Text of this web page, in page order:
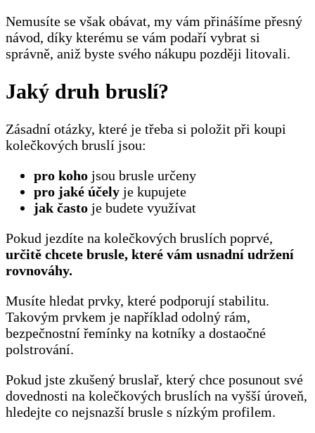
Nemusíte se však obávat, my vám přinášíme přesný
návod, díky kterému se vám podaří vybrat si
správně, aniž byste svého nákupu později litovali.
Jaký druh bruslí?
Zásadní otázky, které je třeba si položit při koupi
kolečkových bruslí jsou:
pro koho jsou brusle určeny
pro jaké účely je kupujete
jak často je budete využívat
Pokud jezdíte na kolečkových bruslích poprvé,
určitě chcete brusle, které vám usnadní udržení
rovnováhy.
Musíte hledat prvky, které podporují stabilitu.
Takovým prvkem je například odolný rám,
bezpečnostní řemínky na kotníky a dostaočné
polstrování.
Pokud jste zkušený bruslař, který chce posunout své
dovednosti na kolečkových bruslích na vyšší úroveň,
hledejte co nejsnazší brusle s nízkým profilem.